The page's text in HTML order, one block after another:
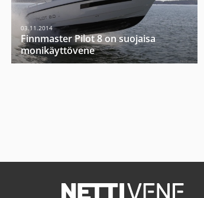
03.11.2014
Finnmaster Pilot 8 on suojaisa
monikäyttövene